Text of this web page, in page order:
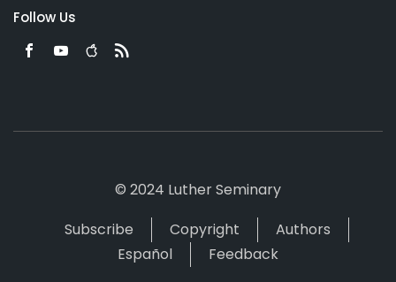
Follow Us
© 2024 Luther Seminary
Subscribe
Copyright
Authors
Español
Feedback